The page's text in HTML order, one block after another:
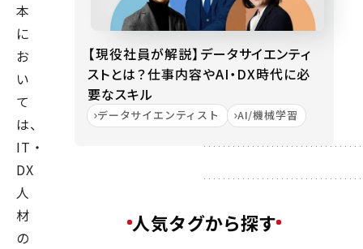
本
に
お
い
て
は、
IT・
DX
人
材
の
【現役社員が解説】データサイエンティ
ストとは？仕事内容やAI・DX時代に必
要なスキル
データサイエンティスト AI/機械学習
人気タグから探す